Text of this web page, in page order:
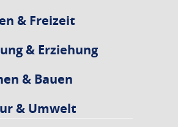
& Freizeit
& Erziehung
& Bauen
& Umwelt